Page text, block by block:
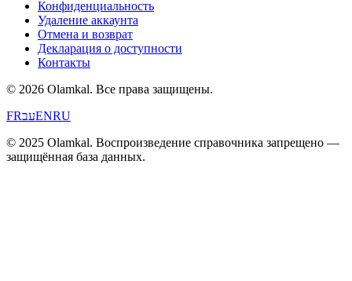
Конфиденциальность
Удаление аккаунта
Отмена и возврат
Декларация о доступности
Контакты
© 2026 Olamkal. Все права защищены.
FRעבENRU
© 2025 Olamkal. Воспроизведение справочника запрещено —
защищённая база данных.